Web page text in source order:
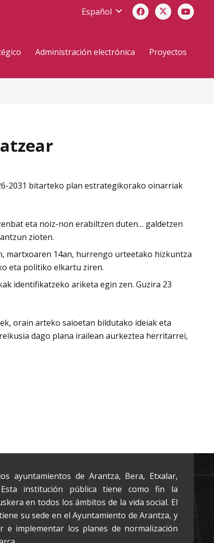
Español
Administración electrónica Proyectos
2031 bitarteko plan estrategikorako oinarriak
eta noiz-non erabiltzen duten… galdetzen
zioten.
martxoaren 14an, hurrengo urteetako hizkuntza
eta politiko elkartu ziren.
identifikatzeko ariketa egin zen. Guzira 23
orain arteko saioetan bildutako ideiak eta
dago plana irailean aurkeztea herritarrei,
ayuntamientos de Arantza, Bera, Etxalar,
institución pública tiene como fin la
en todos los ámbitos de la vida social. El
su sede en el Ayuntamiento de Arantza, y
e implementar los planes de normalización